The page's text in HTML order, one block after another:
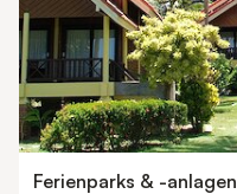
Ferienparks & -anlagen